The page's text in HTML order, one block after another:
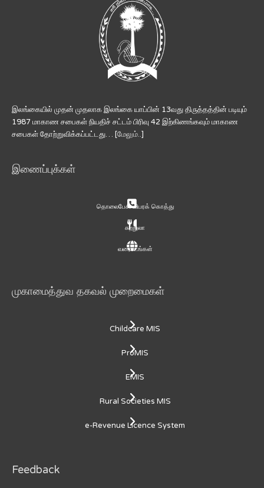
இலங்கையில் முதன் முதலாக இலங்கை யாப்பின் 13வது திருத்தத்தின் படியும்
1987 மாகாண சபைகள் நியதிச் சட்டம் பிரிவு 42 இற்கிணங்கவும் மாகாண
சபைகள் தோற்றுவிக்கப்பட்டது… [மேலும்..]
இணைப்புக்கள்
தொலைபேசி விபரக் கொத்து
சுற்றுலா
வரைபடங்கள்
முகாமைத்துவ தகவல் முறைமைகள்
Childcare MIS
ProMIS
EMIS
Rural Societies MIS
e-Revenue Licence System
Feedback